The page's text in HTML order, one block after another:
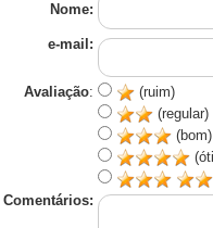
Nome:
e-mail:
Avaliação:
(ruim)
(regular)
(bom)
Comentários: